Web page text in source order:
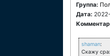
Группа:
Дата:
shaman:
Скажу